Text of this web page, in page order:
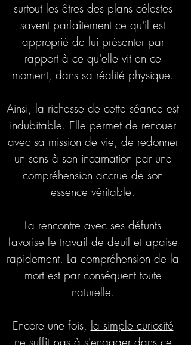
surtout les êtres des plans célestes
savent parfaitement ce qu'il est
approprié de lui présenter par
rapport à ce qu'elle vit en ce
moment, dans sa réalité physique.
Ainsi, la richesse de cette séance est
indubitable. Elle permet de renouer
avec sa mission de vie, de redonner
un sens à son incarnation par une
compréhension accrue de son
essence véritable.
La rencontre avec ses défunts
favorise le travail de deuil et apaise
rapidement. La compréhension de la
mort est par conséquent toute
naturelle.
Encore une fois, la simple curiosité